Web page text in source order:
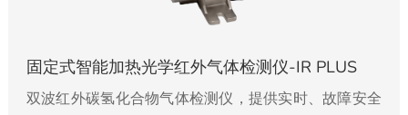
固定式智能加热光学红外气体检测仪-IR PLUS
双波红外碳氢化合物气体检测仪，提供实时、故障安全